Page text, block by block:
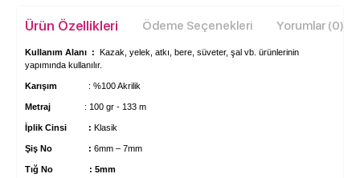
Ürün Özellikleri Ödeme Seçenekleri Yorumlar (0)
Kullanım Alanı : Kazak, yelek, atkı, bere, süveter, şal vb. ürünlerinin
yapımında kullanılır.
Karışım : %100 Akrilik
Metraj : 100 gr - 133 m
İplik Cinsi : Klasik
Şiş No : 6mm – 7mm
Tığ No : 5mm